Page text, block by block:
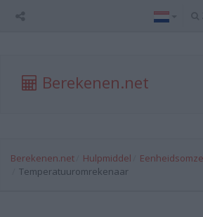
Berekenen.net
Berekenen.net Hulpmiddel
Temperatuuromrekenaar